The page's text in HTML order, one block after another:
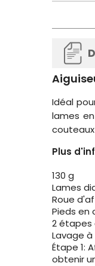
Idéal
lames
Plus
130 g
Lames
Roue
Pieds en
2
Lavage
Étape 1:
obtenir